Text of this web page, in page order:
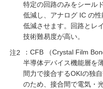
特定の回路のみをシール
低減し、アナログ IC の
低減させます。回路とレ
技術難易度が高い。
注2
：CFB （Crystal Film
半導体デバイス機能層を
間力で接合するOKIの独
のため、接合間で電気・